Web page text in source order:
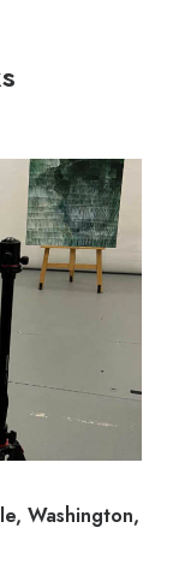
Washington,